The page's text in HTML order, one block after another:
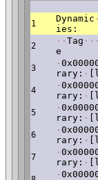
1 Dynamic ·
ies:
2 · · Tag · · ·
e
3 ·
rary: ·
4 ·
rary: ·
5 ·
rary: ·
6 ·
rary: ·
7 ·
rary: ·
·